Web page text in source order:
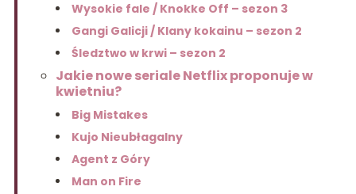
Wysokie fale / Knokke Off – sezon 3
Gangi Galicji / Klany kokainu – sezon 2
Śledztwo w krwi – sezon 2
Jakie nowe seriale Netflix proponuje w
kwietniu?
Big Mistakes
Kujo Nieubłagalny
Agent z Góry
Man on Fire